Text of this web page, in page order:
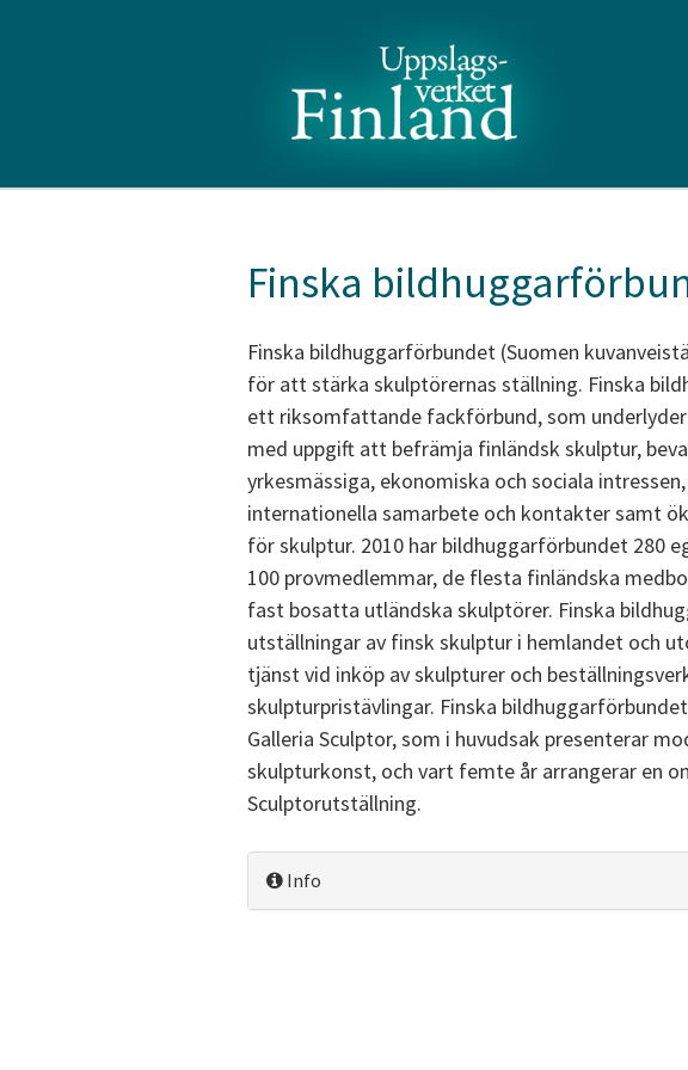
Finska
Finska bildhuggarförbundet (Suomen
för att stärka skulptörernas ställning. Finska
ett riksomfattande fackförbund, som
med uppgift att befrämja finländsk skulptur,
yrkesmässiga, ekonomiska och sociala
internationella samarbete och kontakter samt
för skulptur. 2010 har bildhuggarförbundet 280
100 provmedlemmar, de flesta finländska
fast bosatta utländska skulptörer. Finska
utställningar av finsk skulptur i hemlandet och
tjänst vid inköp av skulpturer och
skulpturpristävlingar. Finska
Galleria Sculptor, som i huvudsak presenterar
skulpturkonst, och vart femte år arrangerar en
Sculptorutställning.
Info